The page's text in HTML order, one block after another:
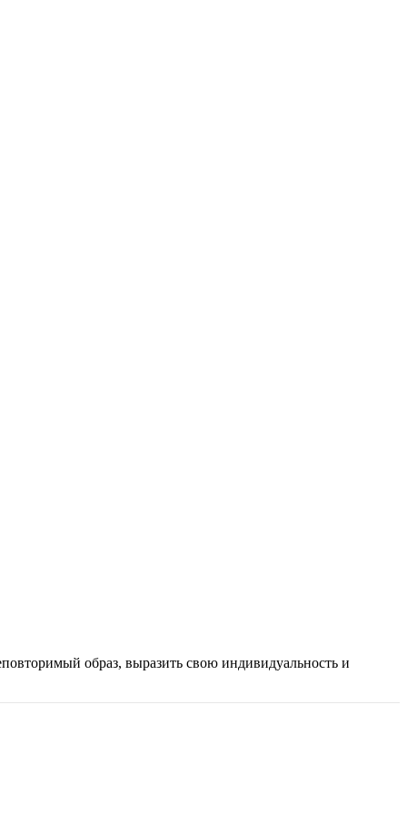
образ, выразить свою индивидуальность и